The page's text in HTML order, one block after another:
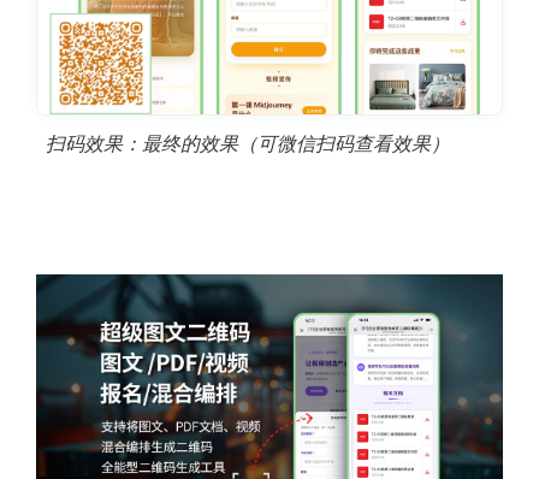
扫码效果：最终的效果（可微信扫码查看效果）